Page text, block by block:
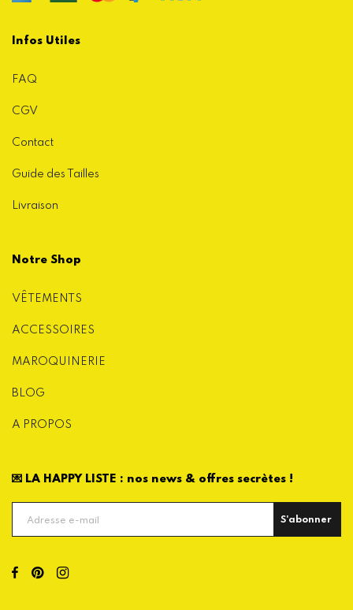
Infos Utiles
FAQ
CGV
Contact
Guide des Tailles
Livraison
Notre Shop
VÊTEMENTS
ACCESSOIRES
MAROQUINERIE
BLOG
A PROPOS
💌 LA HAPPY LISTE : nos news & offres secrètes !
S'abonner